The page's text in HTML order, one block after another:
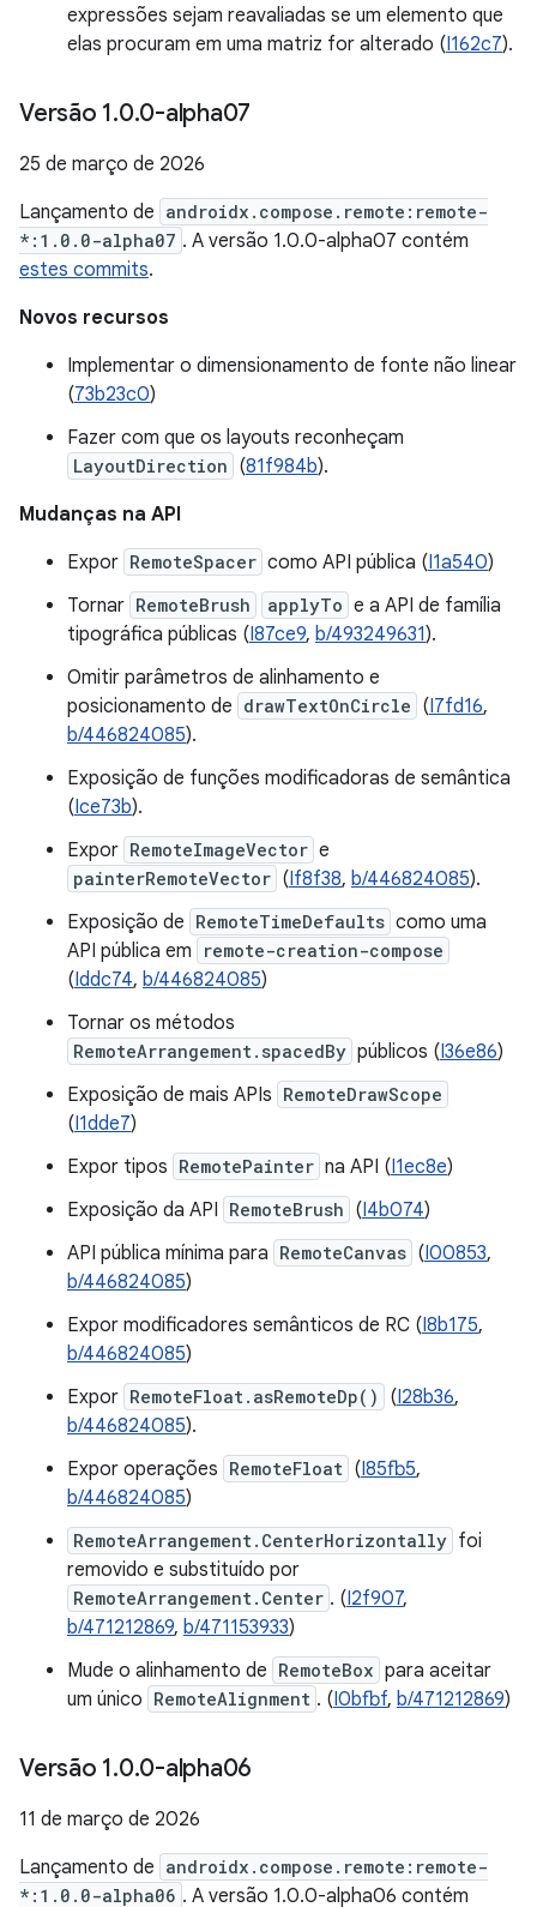
expressões sejam reavaliadas se um elemento que
elas procuram em uma matriz for alterado (I162c7).
Versão 1.0.0-alpha07
25 de março de 2026
Lançamento de androidx.compose.remote:remote-
*:1.0.0-alpha07 . A versão 1.0.0-alpha07 contém
estes commits.
Novos recursos
Implementar o dimensionamento de fonte não linear
(73b23c0)
Fazer com que os layouts reconheçam
LayoutDirection (81f984b).
Mudanças na API
Expor RemoteSpacer como API pública (I1a540)
Tornar RemoteBrush applyTo e a API de família
tipográfica públicas (I87ce9, b/493249631).
Omitir parâmetros de alinhamento e
posicionamento de drawTextOnCircle (I7fd16,
b/446824085).
Exposição de funções modificadoras de semântica
(Ice73b).
Expor RemoteImageVector e
painterRemoteVector (If8f38, b/446824085).
Exposição de RemoteTimeDefaults como uma
API pública em
remote-creation-compose
(Iddc74, b/446824085)
Tornar os métodos
RemoteArrangement.spacedBy públicos (I36e86)
Exposição de mais APIs RemoteDrawScope
(I1dde7)
Expor tipos RemotePainter na API (I1ec8e)
Exposição da API RemoteBrush (I4b074)
API pública mínima para RemoteCanvas (I00853,
b/446824085)
Expor modificadores semânticos de RC (I8b175,
b/446824085)
Expor RemoteFloat.asRemoteDp() (I28b36,
b/446824085).
Expor operações RemoteFloat (I85fb5,
b/446824085)
RemoteArrangement.CenterHorizontally foi
removido e substituído por
RemoteArrangement.Center . (I2f907,
b/471212869, b/471153933)
Mude o alinhamento de RemoteBox para aceitar
um único RemoteAlignment . (I0bfbf, b/471212869)
Versão 1.0.0-alpha06
11 de março de 2026
Lançamento de androidx.compose.remote:remote-
*:1.0.0-alpha06 . A versão 1.0.0-alpha06 contém